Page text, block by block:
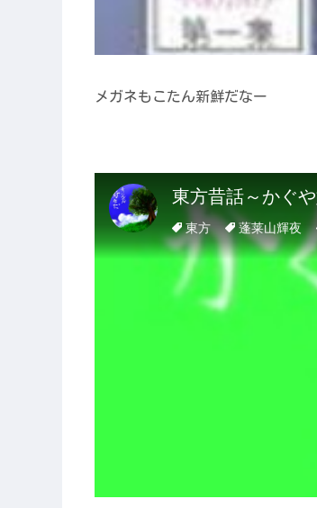
メガネもこたん新鮮だなー